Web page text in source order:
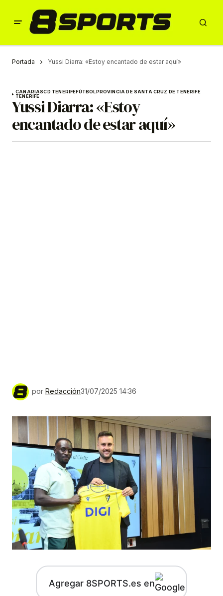
Portada Yussi Diarra: «Estoy encantado de estar aquí»
CANARIASCD TENERIFEFÚTBOLPROVINCIA DE SANTA CRUZ DE TENERIFE
TENERIFE
Yussi Diarra: «Estoy
encantado de estar aquí»
por Redacción31/07/2025 14:36
Agregar 8SPORTS.es en